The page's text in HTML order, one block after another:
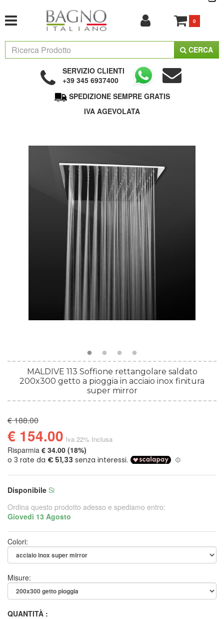
0
CERCA
SERVIZIO CLIENTI
+39 345 6937400
SPEDIZIONE SEMPRE GRATIS
IVA AGEVOLATA
MALDIVE 113 Soffione rettangolare saldato
200x300 getto a pioggia in acciaio inox finitura
super mirror
€ 188.00
€ 154.00 Iva 22% Inclusa
Risparmia € 34.00 (18%)
Disponibile Si
Ordina questo prodotto adesso e spediamo entro:
Giovedì 13 Agosto
Colori:
Misure:
QUANTITÀ :